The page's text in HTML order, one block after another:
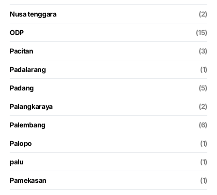
Nusa tenggara (2)
ODP (15)
Pacitan (3)
Padalarang (1)
Padang (5)
Palangkaraya (2)
Palembang (6)
Palopo (1)
palu (1)
Pamekasan (1)